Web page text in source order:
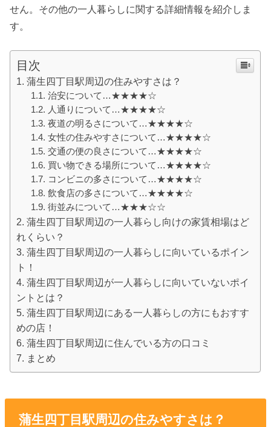
せん。その他の一人暮らしに関する詳細情報を紹介しま
す。
目次
蒲生四丁目駅周辺の住みやすさは？
治安について…★★★★☆
人通りについて…★★★★☆
夜道の明るさについて…★★★★☆
女性の住みやすさについて…★★★★☆
交通の便の良さについて…★★★★☆
買い物できる場所について…★★★★☆
コンビニの多さについて…★★★★☆
飲食店の多さについて…★★★★☆
街並みについて…★★★☆☆
蒲生四丁目駅周辺の一人暮らし向けの家賃相場はど
れくらい？
蒲生四丁目駅周辺の一人暮らしに向いているポイン
ト！
蒲生四丁目駅周辺が一人暮らしに向いていないポイ
ントとは？
蒲生四丁目駅周辺にある一人暮らしの方にもおすす
めの店！
蒲生四丁目駅周辺に住んでいる方の口コミ
まとめ
蒲生四丁目駅周辺の住みやすさは？